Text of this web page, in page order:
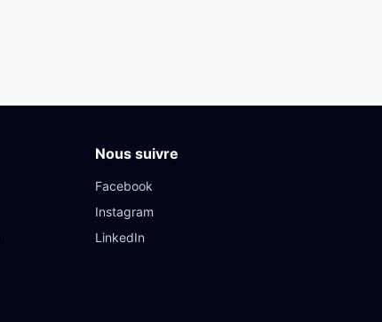
Nous suivre
Facebook
Instagram
LinkedIn